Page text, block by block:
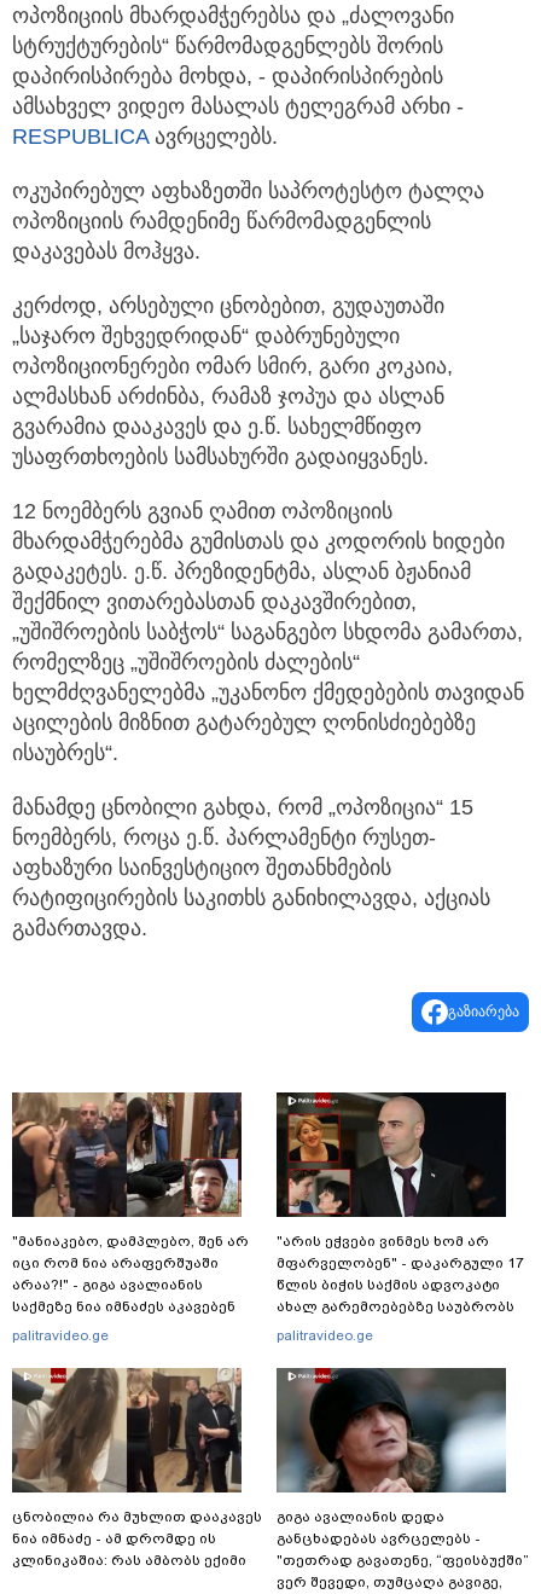
ოპოზიციის მხარდამჭერებსა და „ძალოვანი
სტრუქტურების“ წარმომადგენლებს შორის
დაპირისპირება მოხდა, - დაპირისპირების
ამსახველ ვიდეო მასალას ტელეგრამ არხი -
RESPUBLICAავრცელებს.
ოკუპირებულ აფხაზეთში საპროტესტო ტალღა
ოპოზიციის რამდენიმე წარმომადგენლის
დაკავებას მოჰყვა.
კერძოდ, არსებული ცნობებით, გუდაუთაში
„საჯარო შეხვედრიდან“ დაბრუნებული
ოპოზიციონერები ომარ სმირ, გარი კოკაია,
ალმასხან არძინბა, რამაზ ჯოპუა და ასლან
გვარამია დააკავეს და ე.წ. სახელმწიფო
უსაფრთხოების სამსახურში გადაიყვანეს.
12 ნოემბერს გვიან ღამით ოპოზიციის
მხარდამჭერებმა გუმისთას და კოდორის ხიდები
გადაკეტეს. ე.წ. პრეზიდენტმა, ასლან ბჟანიამ
შექმნილ ვითარებასთან დაკავშირებით,
„უშიშროების საბჭოს“ საგანგებო სხდომა გამართა,
რომელზეც „უშიშროების ძალების“
ხელმძღვანელებმა „უკანონო ქმედებების თავიდან
აცილების მიზნით გატარებულ ღონისძიებებზე
ისაუბრეს“.
მანამდე ცნობილი გახდა, რომ „ოპოზიცია“ 15
ნოემბერს, როცა ე.წ. პარლამენტი რუსეთ-
აფხაზური საინვესტიციო შეთანხმების
რატიფიცირების საკითხს განიხილავდა, აქციას
გამართავდა.
გაზიარება
"მანიაკებო, დამპლებო, შენ არ
იცი რომ ნია არაფერშუაში
არაა?!" - გიგა ავალიანის
საქმეზე ნია იმნაძეს აკავებენ
palitravideo.ge
ცნობილია რა მუხლით დააკავეს
ნია იმნაძე - ამ დრომდე ის
კლინიკაშია: რას ამბობს ექიმი
"არის ეჭვები ვინმეს ხომ არ
მფარველობენ" - დაკარგული 17
წლის ბიჭის საქმის ადვოკატი
ახალ გარემოებებზე საუბრობს
palitravideo.ge
გიგა ავალიანის დედა
განცხადებას ავრცელებს -
"თეთრად გავათენე, “ფეისბუქში”
ვერ შევედი, თუმცაღა გავიგე,